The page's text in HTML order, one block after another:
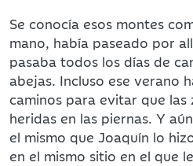
Se conocía esos montes
mano, había paseado por
pasaba todos los días de
abejas. Incluso ese verano
caminos para evitar que las
heridas en las piernas. Y
el mismo que Joaquín lo
en el mismo sitio en el que